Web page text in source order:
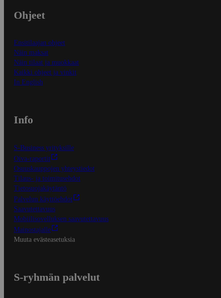
Ohjeet
Ensitilaajan ohjeet
Näin maksat
Näin tilaat ja muokkaat
Kaikki ohjeet ja vinkit
In English
Info
S-Business yrityksille
Oiva-raportit
Osuuskauppojen yhteystiedot
Tilaus- ja toimitusehdot
Tietosuojakäytäntö
Palvelun käyttöehdot
Saavutettavuus
Mobiilisovelluksen saavutettavuus
Mainostajalle
Muuta evästeasetuksia
S-ryhmän palvelut